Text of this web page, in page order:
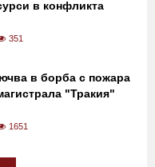
в конфликта
351
в борба с пожара
"Тракия"
1651